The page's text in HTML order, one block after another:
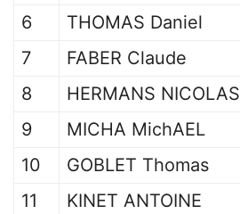
6
THOMAS Daniel
7
FABER Claude
8
HERMANS NICOLAS
9
MICHA MichAEL
10
GOBLET Thomas
11
KINET ANTOINE